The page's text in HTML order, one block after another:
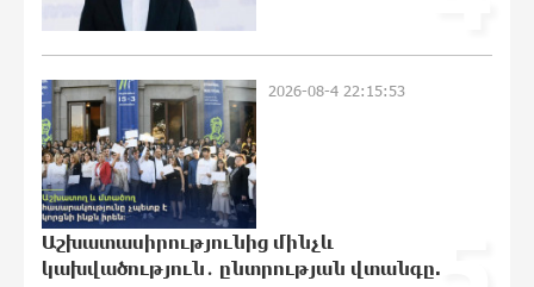
0:35:27 8-08-2026
ԱՄՆ Սենատը մեծամասնությամբ
ընդունել է Ռուսաստանի և Իրանի դեմ
պատժամիջոցների ընդլայնման
օրինագիծը
2026-08-4 22:15:53
Աշխատասիրությունից մինչև
կախվածություն․ ընտրության վտանգը.